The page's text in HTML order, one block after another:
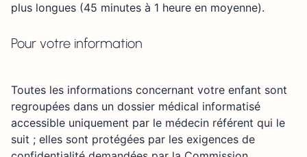
plus longues (45 minutes à 1 heure en moyenne).
Pour votre information
Toutes les informations concernant votre enfant sont
regroupées dans un dossier médical informatisé
accessible uniquement par le médecin référent qui le
suit ; elles sont protégées par les exigences de